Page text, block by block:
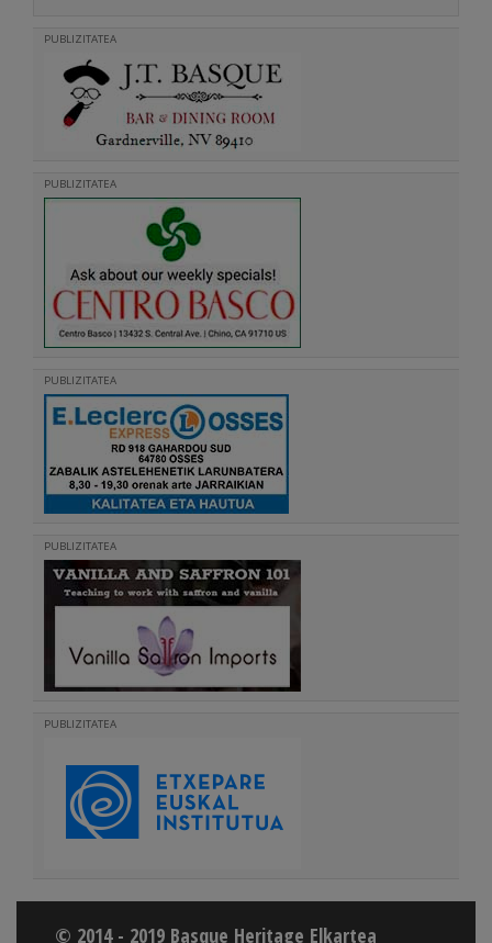
PUBLIZITATEA
PUBLIZITATEA
PUBLIZITATEA
PUBLIZITATEA
PUBLIZITATEA
© 2014 - 2019 Basque Heritage Elkartea